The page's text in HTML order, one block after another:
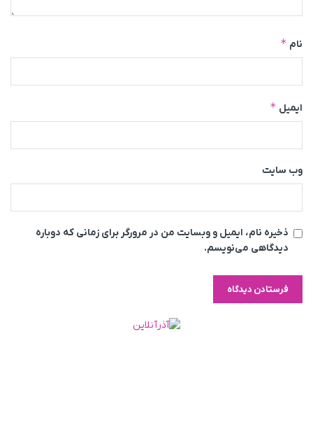
نام *
ایمیل *
وب‌ سایت
ذخیره نام، ایمیل و وبسایت من در مرورگر برای زمانی که دوباره
دیدگاهی می‌نویسم.